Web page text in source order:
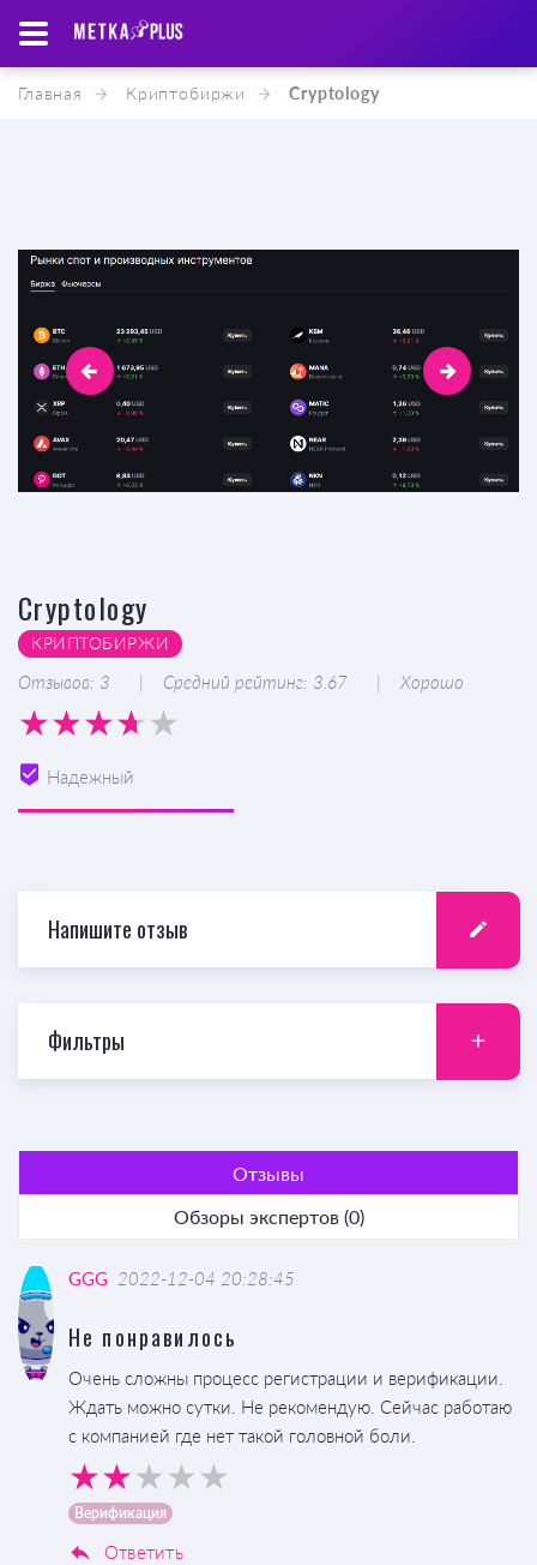
Главная Криптобиржи Cryptology
Cryptology
КРИПТОБИРЖИ
Отзывов: 3 Средний рейтинг: 3.67 Хорошо
Надежный
Напишите отзыв
Фильтры
Отзывы
Обзоры экспертов (0)
GGG 2022-12-04 20:28:45
Не понравилось
Очень сложны процесс регистрации и верификации.
Ждать можно сутки. Не рекомендую. Сейчас работаю
с компанией где нет такой головной боли.
Верификация
Ответить